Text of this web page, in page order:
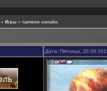
» Игры » танчики онлайн.
Дата: Пятница,